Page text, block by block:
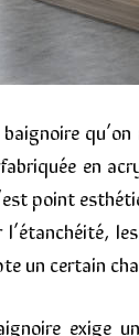
baignoire
en
point
l’étanchéité,
un certain
exige